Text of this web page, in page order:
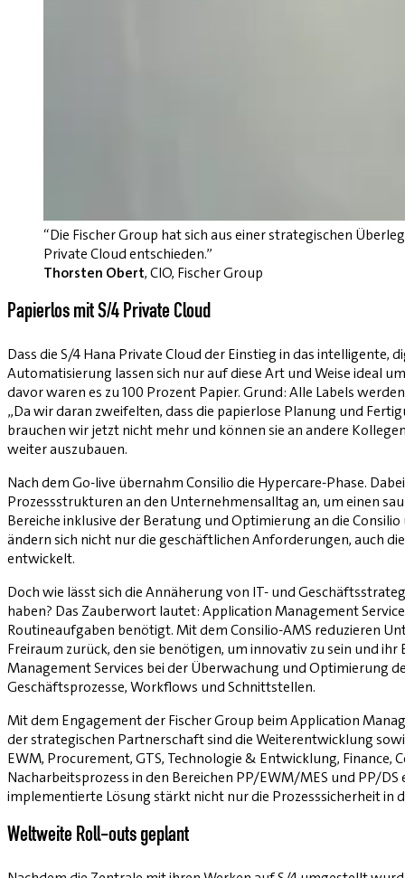
“Die Fischer Group hat sich aus einer strategischen
Private Cloud entschieden.”
Thorsten Obert, CIO, Fischer Group
Papierlos mit S/4 Private Cloud
Dass die S/4 Hana Private Cloud der Einstieg in das
Automatisierung lassen sich nur auf diese Art und Weise ideal
davor waren es zu 100 Prozent Papier. Grund: Alle Labels
„Da wir daran zweifelten, dass die papierlose Planung und
brauchen wir jetzt nicht mehr und können sie an andere
weiter auszubauen.
Nach dem Go-live übernahm Consilio die Hypercare-Phase.
Prozessstrukturen an den Unternehmensalltag an, um einen
Bereiche inklusive der Beratung und Optimierung an die
ändern sich nicht nur die geschäftlichen Anforderungen, auch
entwickelt.
Doch wie lässt sich die Annäherung von IT- und
haben? Das Zauberwort lautet: Application Management
Routineaufgaben benötigt. Mit dem Consilio-AMS reduzieren
Freiraum zurück, den sie benötigen, um innovativ zu sein und
Management Services bei der Überwachung und Optimierung
Geschäftsprozesse, Workflows und Schnittstellen.
Mit dem Engagement der Fischer Group beim Application
der strategischen Partnerschaft sind die Weiterentwicklung
EWM, Pro­curement, GTS, Technologie & Entwicklung,
Nacharbeitsprozess in den Bereichen PP/EWM/MES und PP/
implementierte Lösung stärkt nicht nur die Prozesssicherheit
Weltweite Roll-outs geplant